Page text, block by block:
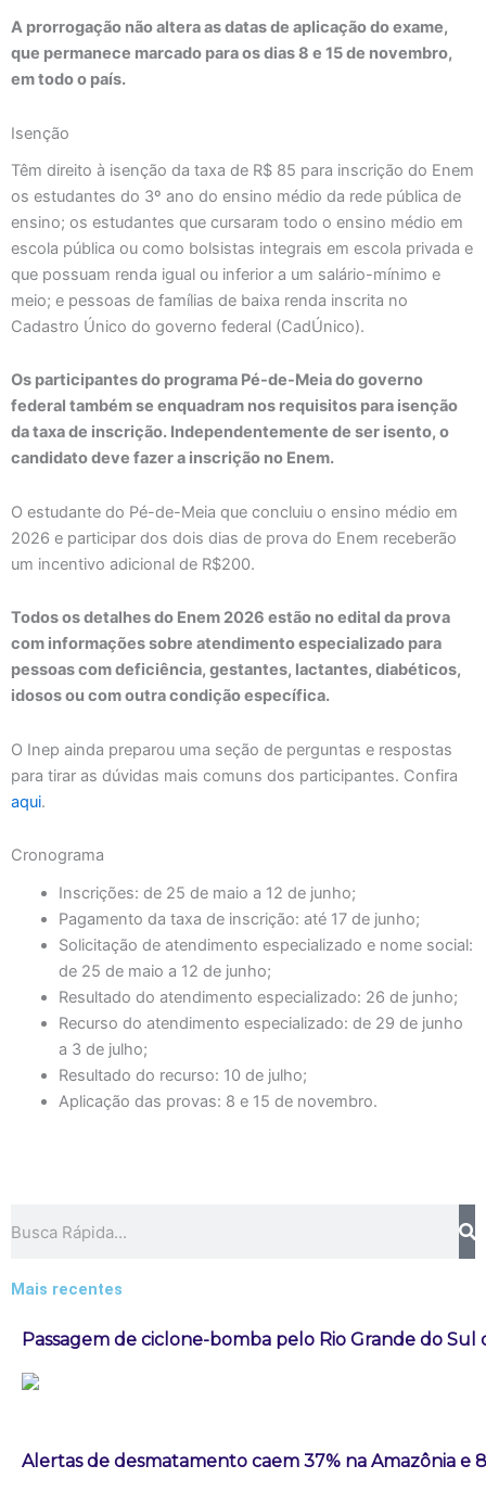
A prorrogação não altera as datas de aplicação do exame,
que permanece marcado para os dias 8 e 15 de novembro,
em todo o país.
Isenção
Têm direito à isenção da taxa de R$ 85 para inscrição do Enem
os estudantes do 3º ano do ensino médio da rede pública de
ensino; os estudantes que cursaram todo o ensino médio em
escola pública ou como bolsistas integrais em escola privada e
que possuam renda igual ou inferior a um salário-mínimo e
meio; e pessoas de famílias de baixa renda inscrita no
Cadastro Único do governo federal (CadÚnico).
Os participantes do programa Pé-de-Meia do governo
federal também se enquadram nos requisitos para isenção
da taxa de inscrição. Independentemente de ser isento, o
candidato deve fazer a inscrição no Enem.
O estudante do Pé-de-Meia que concluiu o ensino médio em
2026 e participar dos dois dias de prova do Enem receberão
um incentivo adicional de R$200.
Todos os detalhes do Enem 2026 estão no edital da prova
com informações sobre atendimento especializado para
pessoas com deficiência, gestantes, lactantes, diabéticos,
idosos ou com outra condição específica.
O Inep ainda preparou uma seção de perguntas e respostas
para tirar as dúvidas mais comuns dos participantes. Confira
aqui.
Cronograma
Inscrições: de 25 de maio a 12 de junho;
Pagamento da taxa de inscrição: até 17 de junho;
Solicitação de atendimento especializado e nome social:
de 25 de maio a 12 de junho;
Resultado do atendimento especializado: 26 de junho;
Recurso do atendimento especializado: de 29 de junho
a 3 de julho;
Resultado do recurso: 10 de julho;
Aplicação das provas: 8 e 15 de novembro.
Mais recentes
Passagem de ciclone-bomba pelo Rio Grande do
Alertas de desmatamento caem 37% na Amazônia e